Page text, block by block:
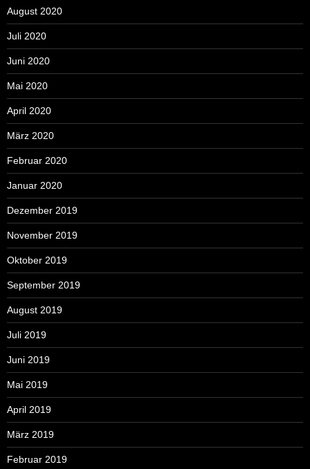
August 2020
Juli 2020
Juni 2020
Mai 2020
April 2020
März 2020
Februar 2020
Januar 2020
Dezember 2019
November 2019
Oktober 2019
September 2019
August 2019
Juli 2019
Juni 2019
Mai 2019
April 2019
März 2019
Februar 2019